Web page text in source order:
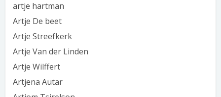
artje hartman
Artje De beet
Artje Streefkerk
Artje Van der Linden
Artje Wilffert
Artjena Autar